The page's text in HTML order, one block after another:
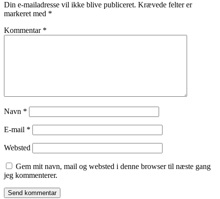
Din e-mailadresse vil ikke blive publiceret. Krævede felter er
markeret med *
Kommentar *
Navn *
E-mail *
Websted
Gem mit navn, mail og websted i denne browser til næste gang
jeg kommenterer.